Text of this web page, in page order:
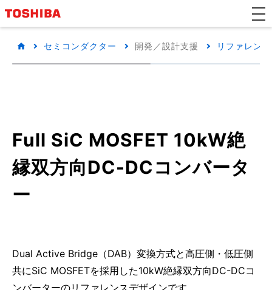
セミコンダクター 開発／設計支援 リファレン
Full SiC MOSFET 10kW絶
縁双方向DC-DCコンバータ
ー
Dual Active Bridge（DAB）変換方式と高圧側・低圧側
共にSiC MOSFETを採用した10kW絶縁双方向DC-DCコ
ンバーターのリファレンスデザインです。